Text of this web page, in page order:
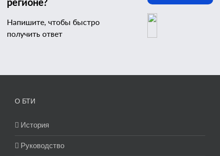
регионе?
Напишите, чтобы быстро
получить ответ
О БТИ
История
Руководство